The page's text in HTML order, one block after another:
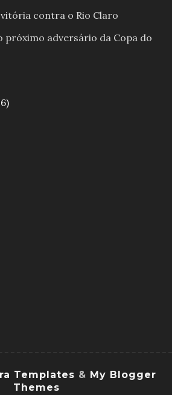
vitória contra o Rio Claro
próximo adversário da Copa do
Templates & My Blogger
Themes